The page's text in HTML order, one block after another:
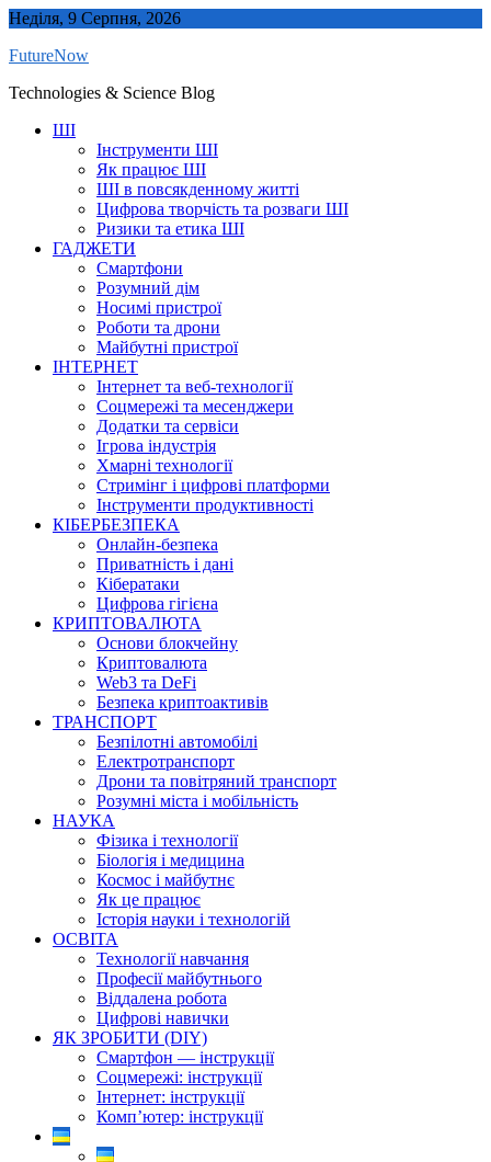
Skip
content
Неділя, 9 Серпня, 2026
FutureNow
Technologies & Science Blog
ШІ
Інструменти ШІ
Як працює ШІ
ШІ в повсякденному житті
Цифрова творчість та розваги ШІ
Ризики та етика ШІ
ГАДЖЕТИ
Смартфони
Розумний дім
Носимі пристрої
Роботи та дрони
Майбутні пристрої
ІНТЕРНЕТ
Інтернет та веб-технології
Соцмережі та месенджери
Додатки та сервіси
Ігрова індустрія
Хмарні технології
Стримінг і цифрові платформи
Інструменти продуктивності
КІБЕРБЕЗПЕКА
Онлайн-безпека
Приватність і дані
Кібератаки
Цифрова гігієна
КРИПТОВАЛЮТА
Основи блокчейну
Криптовалюта
Web3 та DeFi
Безпека криптоактивів
ТРАНСПОРТ
Безпілотні автомобілі
Електротранспорт
Дрони та повітряний транспорт
Розумні міста і мобільність
НАУКА
Фізика і технології
Біологія і медицина
Космос і майбутнє
Як це працює
Історія науки і технологій
ОСВІТА
Технології навчання
Професії майбутнього
Віддалена робота
Цифрові навички
ЯК ЗРОБИТИ (DIY)
Смартфон — інструкції
Соцмережі: інструкції
Інтернет: інструкції
Комп’ютер: інструкції